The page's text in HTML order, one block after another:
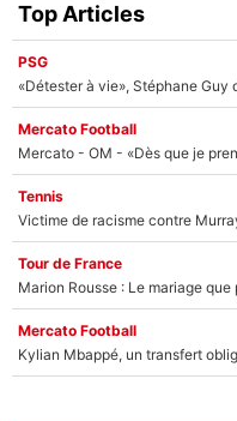
Top Articles
PSG
«Détester à vie», Stéphane Guy
Mercato Football
Tennis
Tour de France
Marion Rousse : Le mariage
Mercato Football
Kylian Mbappé, un transfert